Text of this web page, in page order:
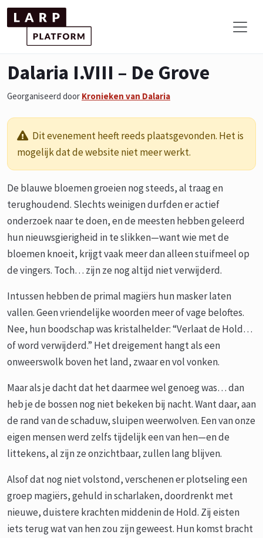
Dalaria I.VIII – De Grove
Georganiseerd door Kronieken van Dalaria
Dit evenement heeft reeds plaatsgevonden. Het is
mogelijk dat de website niet meer werkt.
De blauwe bloemen groeien nog steeds, al traag en
terughoudend. Slechts weinigen durfden er actief
onderzoek naar te doen, en de meesten hebben geleerd
hun nieuwsgierigheid in te slikken—want wie met de
bloemen knoeit, krijgt vaak meer dan alleen stuifmeel op
de vingers. Toch… zijn ze nog altijd niet verwijderd.
Intussen hebben de primal magiërs hun masker laten
vallen. Geen vriendelijke woorden meer of vage beloftes.
Nee, hun boodschap was kristalhelder: “Verlaat de Hold…
of word verwijderd.” Het dreigement hangt als een
onweerswolk boven het land, zwaar en vol vonken.
Maar als je dacht dat het daarmee wel genoeg was… dan
heb je de bossen nog niet bekeken bij nacht. Want daar, aan
de rand van de schaduw, sluipen weerwolven. Een van onze
eigen mensen werd zelfs tijdelijk een van hen—en de
littekens, al zijn ze onzichtbaar, zullen lang blijven.
Alsof dat nog niet volstond, verschenen er plotseling een
groep magiërs, gehuld in scharlaken, doordrenkt met
nieuwe, duistere krachten middenin de Hold. Zij eisten
iets terug wat van hen zou zijn geweest. Hun komst bracht